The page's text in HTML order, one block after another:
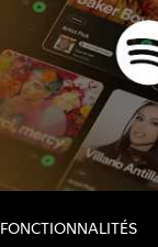
FONCTIONNALITÉS